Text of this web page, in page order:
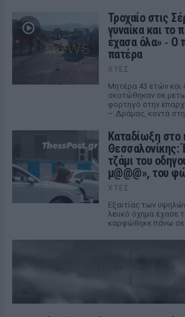
Τροχαίο στις
γυναίκα και το
έχασα όλα» ‑ Ο
πατέρα
ΧΤΕΣ
Μητέρα 43 ετών και
σκοτώθηκαν σε
φορτηγό στην
– Δράμας, κοντά
Καταδίωξη στο
Θεσσαλονίκης:
τζάμι του
μ@@@», του
ΧΤΕΣ
Εξαιτίας των
λευκό όχημα έχασε
καρφώθηκε πάνω σε